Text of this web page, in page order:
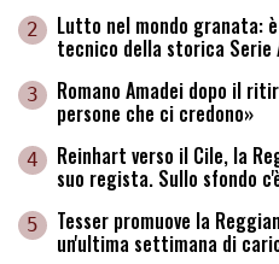
2 Lutto nel mondo granata:
tecnico della storica Serie
3 Romano Amadei dopo il
persone che ci credono»
4 Reinhart verso il Cile, la
suo regista. Sullo sfondo
5 Tesser promuove la
un'ultima settimana di